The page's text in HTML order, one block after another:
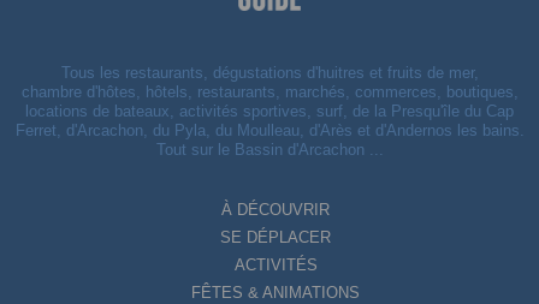
Tous les restaurants, dégustations d'huitres et fruits de mer,
chambre d'hôtes, hôtels, restaurants, marchés, commerces, boutiques,
locations de bateaux, activités sportives, surf, de la Presqu'île du Cap
Ferret, d'Arcachon, du Pyla, du Moulleau, d'Arès et d'Andernos les bains.
Tout sur le Bassin d'Arcachon ...
À DÉCOUVRIR
SE DÉPLACER
ACTIVITÉS
FÊTES & ANIMATIONS